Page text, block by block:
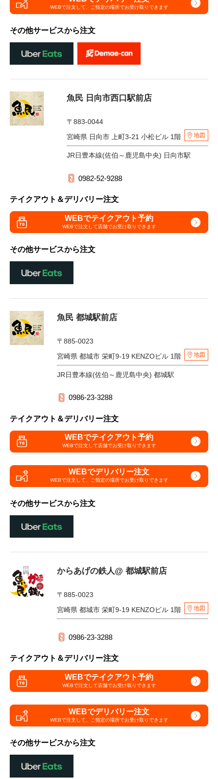
WEBで注文して、 ご指定の場所でお受け取りできます
その他サービスから注文
魚民 日向市西口駅前店
〒883-0044
宮崎県 日向市 上町3-21 小松ビル 1階
地図
JR日豊本線(佐伯～鹿児島中央) 日向市駅
0982-52-9288
テイクアウト＆デリバリー注文
WEBでテイクアウト予約
WEBで注文して店舗でお受け取りできます
その他サービスから注文
魚民 都城駅前店
〒885-0023
宮崎県 都城市 栄町9-19 KENZOビル 1階
地図
JR日豊本線(佐伯～鹿児島中央) 都城駅
0986-23-3288
テイクアウト＆デリバリー注文
WEBでテイクアウト予約
WEBで注文して店舗でお受け取りできます
WEBでデリバリー注文
WEBで注文して、 ご指定の場所でお受け取りできます
その他サービスから注文
からあげの鉄人@ 都城駅前店
〒885-0023
宮崎県 都城市 栄町9-19 KENZOビル 1階
地図
0986-23-3288
テイクアウト＆デリバリー注文
WEBでテイクアウト予約
WEBで注文して店舗でお受け取りできます
WEBでデリバリー注文
WEBで注文して、 ご指定の場所でお受け取りできます
その他サービスから注文